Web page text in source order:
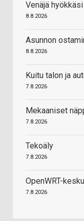
Venäjä
8.8.2026
Asunnon
8.8.2026
Kuitu talon ja
7.8.2026
Mekaaniset
7.8.2026
Tekoäly
7.8.2026
OpenWRT-
7.8.2026